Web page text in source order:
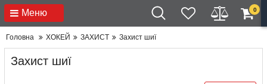
Меню 0
Головна ХОКЕЙ ЗАХИСТ Захист шиї
Захист шиї